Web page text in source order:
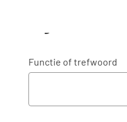
Functie of trefwoord